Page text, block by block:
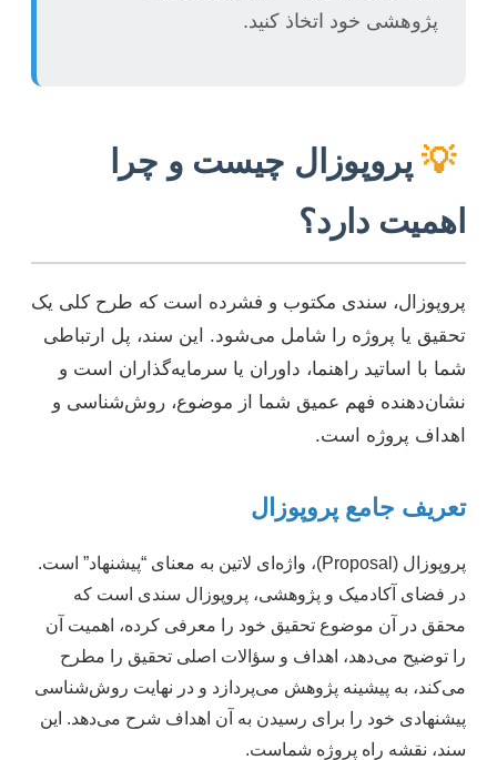
پژوهشی خود اتخاذ کنید.
💡 پروپوزال چیست و چرا
اهمیت دارد؟
پروپوزال، سندی مکتوب و فشرده است که طرح کلی یک
تحقیق یا پروژه را شامل می‌شود. این سند، پل ارتباطی
شما با اساتید راهنما، داوران یا سرمایه‌گذاران است و
نشان‌دهنده فهم عمیق شما از موضوع، روش‌شناسی و
اهداف پروژه است.
تعریف جامع پروپوزال
پروپوزال (Proposal)، واژه‌ای لاتین به معنای “پیشنهاد” است.
در فضای آکادمیک و پژوهشی، پروپوزال سندی است که
محقق در آن موضوع تحقیق خود را معرفی کرده، اهمیت آن
را توضیح می‌دهد، اهداف و سؤالات اصلی تحقیق را مطرح
می‌کند، به پیشینه پژوهش می‌پردازد و در نهایت روش‌شناسی
پیشنهادی خود را برای رسیدن به آن اهداف شرح می‌دهد. این
سند، نقشه راه پروژه شماست.